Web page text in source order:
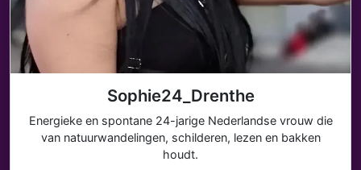
Sophie24_Drenthe
Energieke en spontane 24-jarige Nederlandse vrouw die
van natuurwandelingen, schilderen, lezen en bakken
houdt.